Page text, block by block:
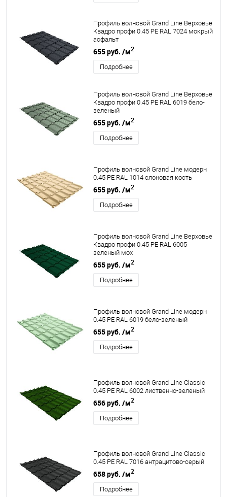
Профиль волновой Grand Line Верховье
Квадро профи 0.45 PE RAL 7024 мокрый
асфальт
655 руб. /м2
Подробнее
Профиль волновой Grand Line Верховье
Квадро профи 0.45 PE RAL 6019 бело-
зеленый
655 руб. /м2
Подробнее
Профиль волновой Grand Line модерн
0.45 PE RAL 1014 слоновая кость
655 руб. /м2
Подробнее
Профиль волновой Grand Line Верховье
Квадро профи 0.45 PE RAL 6005
зеленый мох
655 руб. /м2
Подробнее
Профиль волновой Grand Line модерн
0.45 PE RAL 6019 бело-зеленый
655 руб. /м2
Подробнее
Профиль волновой Grand Line Classic
0.45 PE RAL 6002 лиственно-зеленый
656 руб. /м2
Подробнее
Профиль волновой Grand Line Classic
0.45 PE RAL 7016 антрацитово-серый
658 руб. /м2
Подробнее